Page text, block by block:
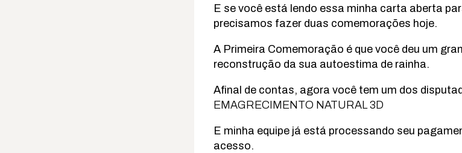
E se você está lendo essa minha carta aberta
precisamos fazer duas comemorações hoje.
A Primeira Comemoração é que você deu um
reconstrução da sua autoestima de rainha.
Afinal de contas, agora você tem um dos
EMAGRECIMENTO NATURAL 3D
E minha equipe já está processando seu
acesso.